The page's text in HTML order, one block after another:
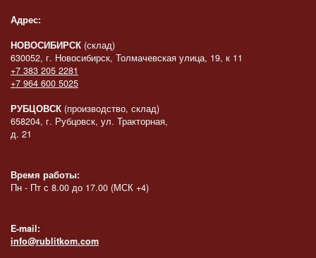
Адрес:
НОВОСИБИРСК (склад)
630052, г. Новосибирск, Толмачевская улица, 19, к 11
+7 383 205 2281
+7 964 600 5025
РУБЦОВСК (производство, склад)
658204, г. Рубцовск, ул. Тракторная,
д. 21
Время работы:
Пн - Пт с 8.00 до 17.00 (МСК +4)
E-mail:
info@rublitkom.com